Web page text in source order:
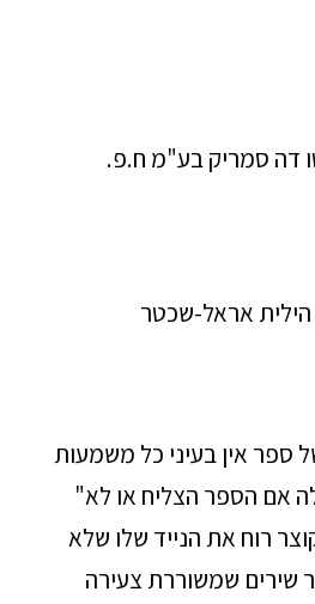
קונטנטו דה סמריק בע"מ ח.פ.
אראל-שכטר
ספר אין בעיני כל משמעות
אם הספר הצליח או לא"
רוח את הנייד שלו שלא
שירים שמשוררת צעירה